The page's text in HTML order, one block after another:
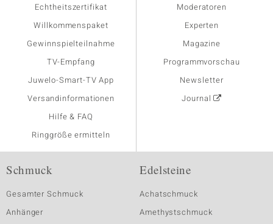
Echtheitszertifikat
Willkommenspaket
Gewinnspielteilnahme
TV-Empfang
Juwelo-Smart-TV App
Versandinformationen
Hilfe & FAQ
Ringgröße ermitteln
Moderatoren
Experten
Magazine
Programmvorschau
Newsletter
Journal
Schmuck
Gesamter Schmuck
Anhänger
Edelsteine
Achatschmuck
Amethystschmuck